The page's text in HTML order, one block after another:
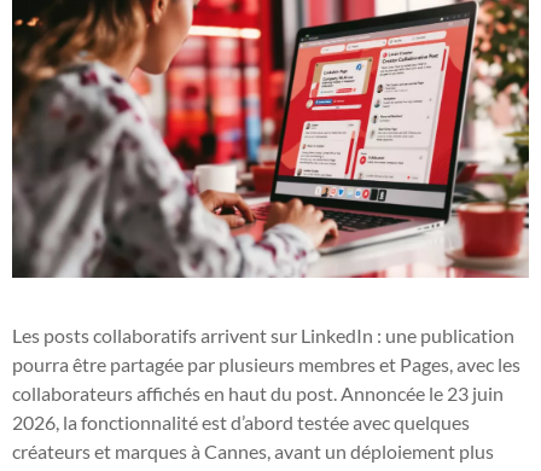
Les posts collaboratifs arrivent sur LinkedIn : une publication
pourra être partagée par plusieurs membres et Pages, avec les
collaborateurs affichés en haut du post. Annoncée le 23 juin
2026, la fonctionnalité est d’abord testée avec quelques
créateurs et marques à Cannes, avant un déploiement plus